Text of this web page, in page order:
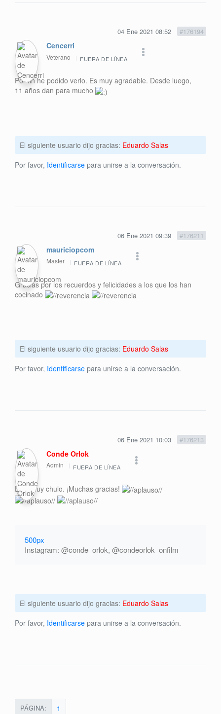
04 Ene 2021 08:52 #176194
Cencerri
Veterano FUERA DE LÍNEA
Por fin he podido verlo. Es muy agradable. Desde luego,
11 años dan para mucho
El siguiente usuario dijo gracias: Eduardo Salas
Por favor, Identificarse para unirse a la conversación.
06 Ene 2021 09:39 #176211
mauriciopcom
Master FUERA DE LÍNEA
Gracias por los recuerdos y felicidades a los que los han
cocinado
El siguiente usuario dijo gracias: Eduardo Salas
Por favor, Identificarse para unirse a la conversación.
06 Ene 2021 10:03 #176213
Conde Orlok
Admin FUERA DE LÍNEA
Está muy chulo. ¡Muchas gracias!
500px
Instagram: @conde_orlok, @condeorlok_onfilm
El siguiente usuario dijo gracias: Eduardo Salas
Por favor, Identificarse para unirse a la conversación.
PÁGINA: 1